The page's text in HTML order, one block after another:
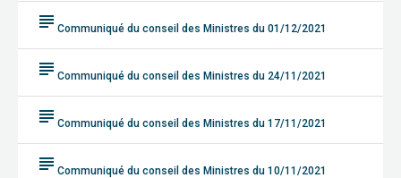
subject Communiqué du conseil des Ministres du 01/12/2021
subject Communiqué du conseil des Ministres du 24/11/2021
subject Communiqué du conseil des Ministres du 17/11/2021
subject Communiqué du conseil des Ministres du 10/11/2021